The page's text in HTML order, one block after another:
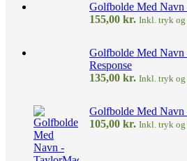
Golfbolde Med
155,00 kr. Inkl. tryk og
Golfbolde Med
Response
135,00 kr. Inkl. tryk og
Golfbolde Med Navn
105,00 kr. Inkl. tryk og